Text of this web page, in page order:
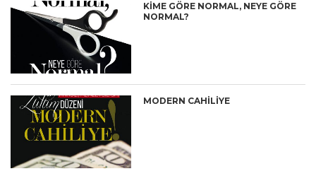
KİME GÖRE NORMAL, NEYE GÖRE
NORMAL?
MODERN CAHILIYE